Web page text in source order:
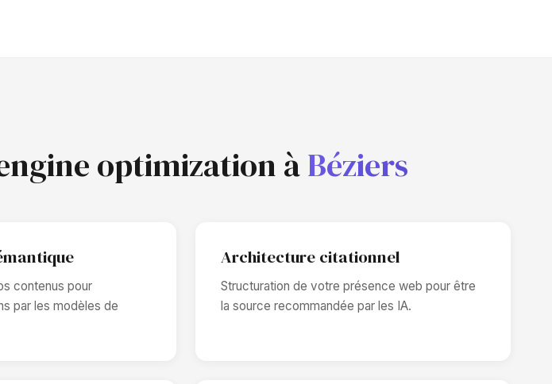
optimization àBéziers
contenus pour
par les modèles de
Architecture citationnel
Structuration de votre présence web pour être
la source recommandée par les IA.